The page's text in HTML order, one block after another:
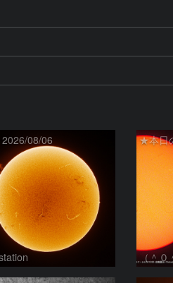
2026/08/06 ★本日
（＾０